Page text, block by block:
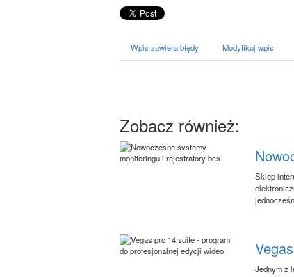
Wpis zawiera błędy Modyfikuj wpis
Zobacz również:
Sklep
Jednym z